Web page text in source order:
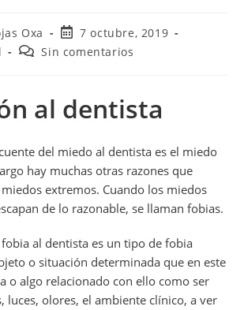
Oxa
7 octubre, 2019
Sin comentarios
al dentista
del miedo al dentista es el miedo
hay muchas otras razones que
extremos. Cuando los miedos
de lo razonable, se llaman fobias.
al dentista es un tipo de fobia
o situación determinada que en este
o algo relacionado con ello como ser
luces, olores, el ambiente clínico, a ver